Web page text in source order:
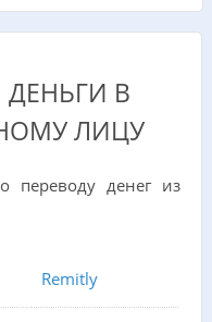
ДЕНЬГИ В
ЛИЦУ
переводу денег из
Remitly